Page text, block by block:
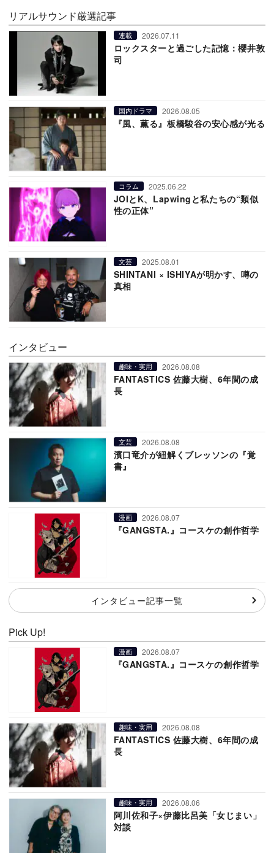
リアルサウンド厳選記事
連載 2026.07.11
ロックスターと過ごした記憶：櫻井敦
司
国内ドラマ 2026.08.05
『風、薫る』板橋駿谷の安心感が光る
コラム 2025.06.22
JOIとK、Lapwingと私たちの“類似
性の正体”
文芸 2025.08.01
SHINTANI × ISHIYAが明かす、噂の
真相
インタビュー
趣味・実用 2026.08.08
FANTASTICS 佐藤大樹、6年間の成
長
文芸 2026.08.08
濱口竜介が紐解くブレッソンの『覚
書』
漫画 2026.08.07
『GANGSTA.』コースケの創作哲学
インタビュー記事一覧
Pick Up!
漫画 2026.08.07
『GANGSTA.』コースケの創作哲学
趣味・実用 2026.08.08
FANTASTICS 佐藤大樹、6年間の成
長
趣味・実用 2026.08.06
阿川佐和子×伊藤比呂美「女じまい」
対談